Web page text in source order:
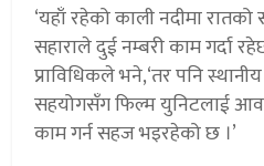
‘यहाँ रहेको काली नदीमा
सहाराले दुई नम्बरी काम गर्दा
प्राविधिकले भने,‘तर पनि
सहयोगसँग फिल्म युनिटलाई
काम गर्न सहज भइरहेको छ ।’